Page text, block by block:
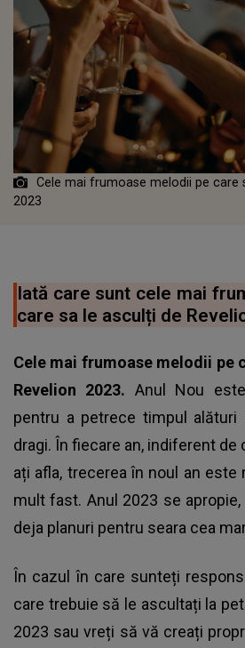
Cele mai frumoase melodii pe care
2023
Iată care sunt cele mai
care sa le asculți de
Cele mai frumoase melodii pe
Revelion 2023. Anul Nou
pentru a petrece timpul alături
dragi. În fiecare an, indiferent de
ați afla, trecerea în noul an
mult fast. Anul 2023 se
deja planuri pentru seara cea
În cazul în care sunteți
care trebuie să le ascultați la
2023 sau vreți să vă creați